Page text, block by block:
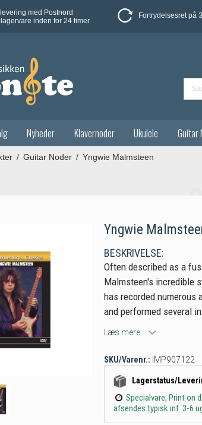
med Postnord
inden for 24 timer
Fortrydelsesret på
Nyheder Klavernoder Ukulele Guitar
/ Guitar Noder / Yngwie Malmsteen
Yngwie
BESKRIVELSE:
Often described as a
Malmsteen's incredible
has recorded numerous
and performed several
Læs mere
SKU/Varenr.: IMP907122
Lagerstatus/
Specialvare, Print on
afsendes typisk inf. 3-6